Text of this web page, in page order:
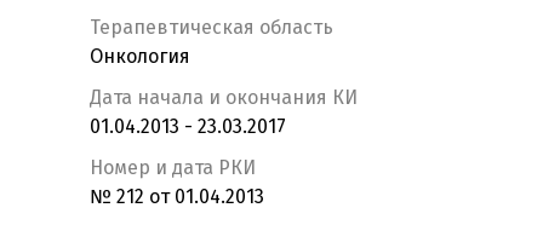
Терапевтическая область
Онкология
Дата начала и окончания КИ
01.04.2013 - 23.03.2017
Номер и дата РКИ
№ 212 от 01.04.2013